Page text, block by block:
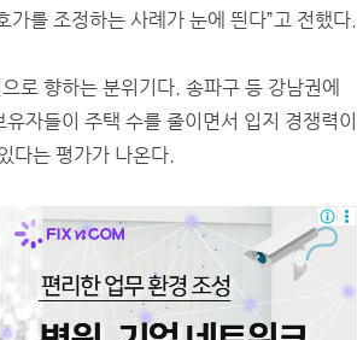
가를 조정하는 사례가 눈에 띈다”고 전했다.
로 향하는 분위기다. 송파구 등 강남권에
자들이 주택 수를 줄이면서 입지 경쟁력이
다는 평가가 나온다.